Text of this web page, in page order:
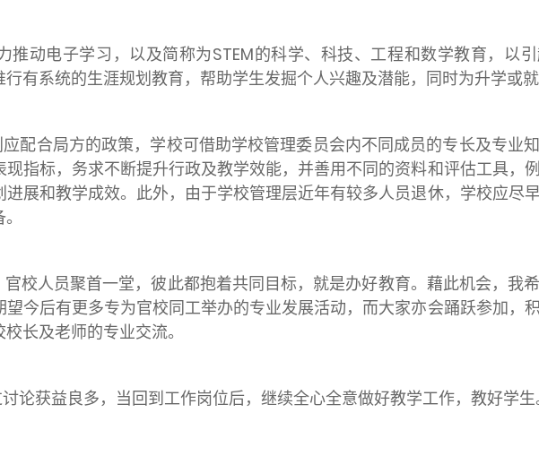
电子学习，以及简称为STEM的科学、科技、工程和数学教育，以
有系统的生涯规划教育，帮助学生发掘个人兴趣及潜能，同时为升学或就
合局方的政策，学校可借助学校管理委员会内不同成员的专长及专业
指标，务求不断提升行政及教学效能，并善用不同的资料和评估工具，
展和教学成效。此外，由于学校管理层近年有较多人员退休，学校应尽
人员聚首一堂，彼此都抱着共同目标，就是办好教育。藉此机会，我
今后有更多专为官校同工举办的专业发展活动，而大家亦会踊跃参加，
长及老师的专业交流。
获益良多，当回到工作岗位后，继续全心全意做好教学工作，教好学生